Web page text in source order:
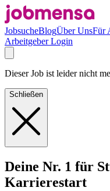
JobsucheBlogÜber UnsFür
Arbeitgeber Login
Dieser Job ist leider nicht
Schließen
Deine Nr. 1 für
Karrierestart